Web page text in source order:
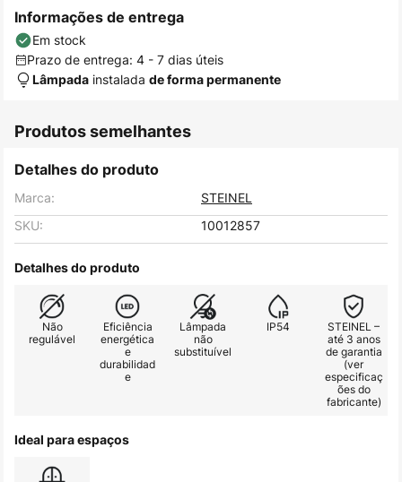
Informações de entrega
Em stock
Prazo de entrega: 4 - 7 dias úteis
Lâmpada instalada de forma permanente
Produtos semelhantes
Detalhes do produto
Marca:
STEINEL
SKU:
10012857
Detalhes do produto
Não
regulável
Eficiência
energética
e
durabilidad
e
Lâmpada
não
substituível
IP54
STEINEL –
até 3 anos
de garantia
(ver
especificaç
ões do
fabricante)
Ideal para espaços